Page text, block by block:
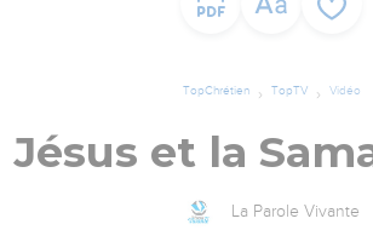
TopChrétien TopTV Vidéo
Jésus et la
La Parole Vivante